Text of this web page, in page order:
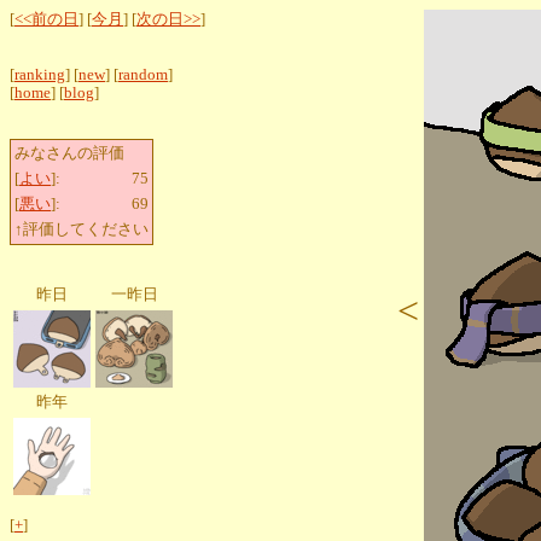
[<<前の日 ] [今月 ] [次の日>>]
[ranking] [new] [random]
[home] [blog]
みなさんの評価
[よい]:
75
[悪い]:
69
↑評価してください
昨日 一昨日
昨年
[+]
<